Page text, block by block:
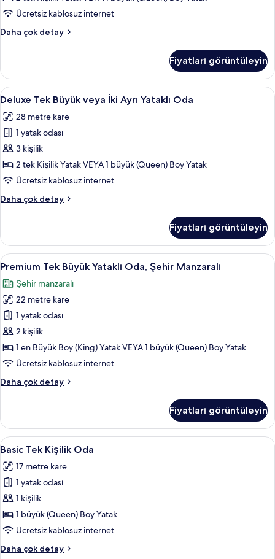
Yataklı
için
görün
Ücretsiz kablosuz internet
Daha çok detay
Superior
İki
Ayrı
Yataklı
hakkında
daha
detay
Fiyatları görüntüleyin
Deluxe
Tek
Büyük
veya
İki
Ayrı
Yataklı
için
görün
Deluxe Tek Büyük veya İki Ayrı
5
Deluxe Tek Büyük veya İki Ayrı Yataklı Oda
28 metre kare
1 yatak odası
3 kişilik
2 tek Kişilik Yatak VEYA 1 büyük (Queen) Boy Yatak
Ücretsiz kablosuz internet
Daha çok detay
Deluxe
İki
Ayrı
Yataklı
hakkında
daha
fazla
detay
Fiyatları görüntüleyin
Premium
Tek
Büyük
Yataklı
Oda,
Şehir
Manzaralı
için
fotoğrafları
Premium Tek Büyük Yataklı Oda,
5
Premium Tek Büyük Yataklı Oda, Şehir Manzaralı
Şehir manzaralı
22 metre kare
1 yatak odası
2 kişilik
1 en Büyük Boy (King) Yatak VEYA 1 büyük (Queen) Boy Yatak
Ücretsiz kablosuz internet
Daha çok detay
Premium
Oda,
Şehir
Manzaralı
daha
fazla
Fiyatları görüntüleyin
Basic
Tek
Kişilik
Oda
için
tüm
fotoğrafları
Basic Tek Kişilik Oda | Kaliteli yatak
4
Basic Tek Kişilik Oda
17 metre kare
1 yatak odası
1 kişilik
1 büyük (Queen) Boy Yatak
Ücretsiz kablosuz internet
Daha çok detay
Basic